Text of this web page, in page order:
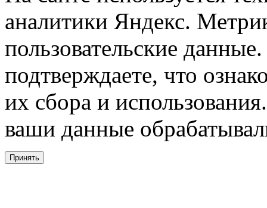
аналитики Яндекс.
пользовательские
подтверждаете, что
их сбора и
ваши данные
Принять